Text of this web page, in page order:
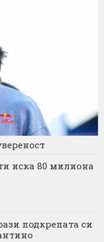
иска 80 милиона
подкрепата си